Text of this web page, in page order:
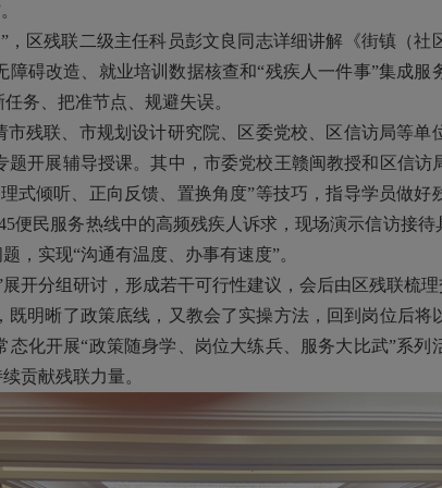
残联二级主任科员彭文良同志详细讲解《街镇（社
碍改造、就业培训数据核查和“残疾人一件事”集成
务、把准节点、规避失误。
联、市规划设计研究院、区委党校、区信访局等单
开展辅导授课。其中，市委党校王赣闽教授和区信
式倾听、正向反馈、置换角度”等技巧，指导学员做
便民服务热线中的高频残疾人诉求，现场演示信访接
，实现“沟通有温度、办事有速度”。
分组研讨，形成若干可行性建议，会后由区残联梳理
晰了政策底线，又教会了实操方法，回到岗位后将
化开展“政策随身学、岗位大练兵、服务大比武”系
贡献残联力量。